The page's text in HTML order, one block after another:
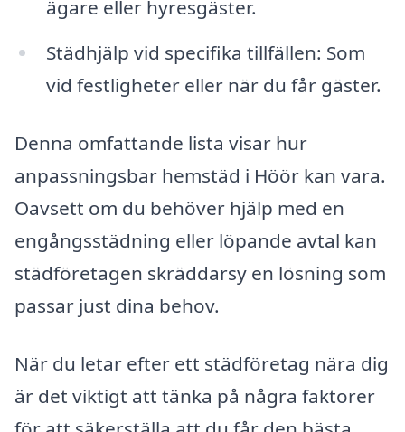
ägare eller hyresgäster.
Städhjälp vid specifika tillfällen: Som
vid festligheter eller när du får gäster.
Denna omfattande lista visar hur
anpassningsbar hemstäd i Höör kan vara.
Oavsett om du behöver hjälp med en
engångsstädning eller löpande avtal kan
städföretagen skräddarsy en lösning som
passar just dina behov.
När du letar efter ett städföretag nära dig
är det viktigt att tänka på några faktorer